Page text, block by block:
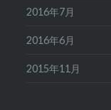
2016年7月
2016年6月
2015年11月